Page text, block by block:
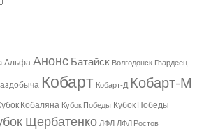
Альфа Анонс Батайск Волгодонск Гвардеец
Кобарт Кобарт-Д Кобарт-М
Кобаляна Кубок Победы Кубок Победы
Щербатенко ЛФЛ ЛФЛ Ростов